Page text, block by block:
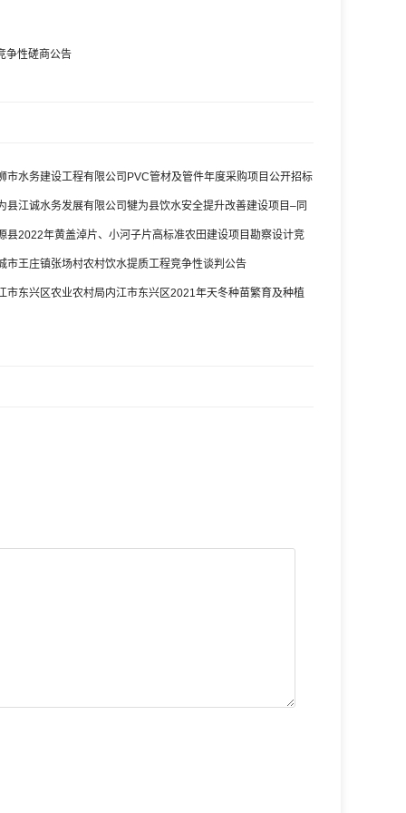
争性磋商公告
市水务建设工程有限公司PVC管材及管件年度采购项目公开招标
县江诚水务发展有限公司犍为县饮水安全提升改善建设项目–同
(取水管及配套设施改造)(第二次)竞争性谈判公告
县2022年黄盖淖片、小河子片高标准农田建设项目勘察设计竞
市王庄镇张场村农村饮水提质工程竞争性谈判公告
市东兴区农业农村局内江市东兴区2021年天冬种苗繁育及种植